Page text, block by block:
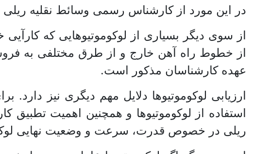
در این مورد از کارشناس رسمی وسائط نقلیه
از سوی دیگر بسیاری از لوکوموتیو‌هایی که
از خطوط راه آهن خارج و از طرق مختلفی به
عهده کارشناسان مذکور است.
ارزیابی لوکوموتیو‌ها دلایل مهم دیگری نیز
استفاده از لوکوموتیو‌ها و همچنین اهمیت
ریلی در خصوص قدرت، سرعت و وضعیت نهایی